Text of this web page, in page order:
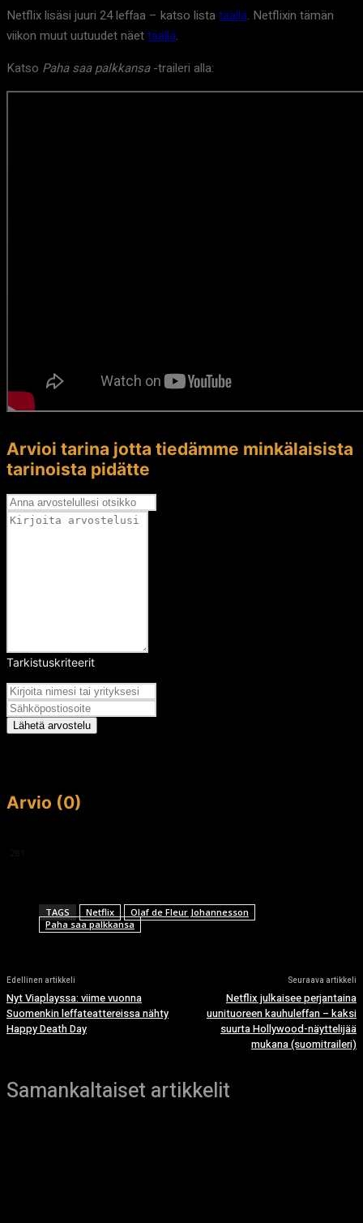
Netflix lisäsi juuri 24 leffaa – katso listatäällä. Netflixin tämän
viikon muut uutuudet näettäällä.
Katso Paha saa palkkansa-traileri alla:
Arvioi tarina jotta tiedämme minkälaisista
tarinoista pidätte
Tarkistuskriteerit
Lähetä arvostelu
Arvio (0)
TAGS Netflix
Olaf de Fleur Johannesson
Paha saa palkkansa
Edellinen artikkeli
Nyt Viaplayssa: viime vuonna
Suomenkin leffateattereissa nähty
Happy Death Day
Seuraava artikkeli
Netflix julkaisee perjantaina
uunituoreen kauhuleffan – kaksi
suurta Hollywood-näyttelijää
mukana (suomitraileri)
Samankaltaiset artikkelit